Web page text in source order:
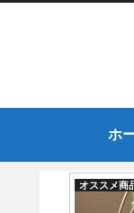
ホ
オススメ商